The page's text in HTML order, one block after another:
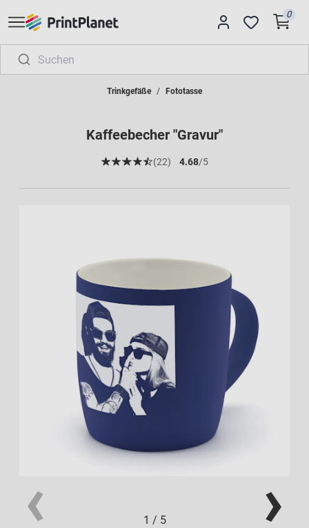
0
Trinkgefäße Fototasse
Kaffeebecher "Gravur"
(22) 4.68/5
1 / 5